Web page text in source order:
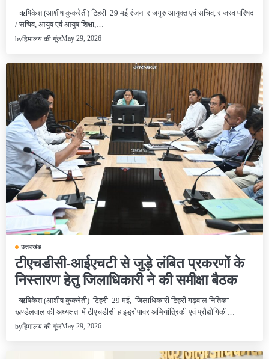
ऋषिकेश (आशीष कुकरेती) टिहरी 29 मई रंजना राजगुरु आयुक्त एवं सचिव, राजस्व परिषद
/ सचिव, आयुष एवं आयुष शिक्षा,…
byहिमालय की गूंजMay 29, 2026
उत्तराखंड
टीएचडीसी-आईएचटी से जुड़े लंबित प्रकरणों के
निस्तारण हेतु जिलाधिकारी ने की समीक्षा बैठक
ऋषिकेश (आशीष कुकरेती) टिहरी 29 मई, जिलाधिकारी टिहरी गढ़वाल नितिका
खण्डेलवाल की अध्यक्षता में टीएचडीसी हाइड्रोपावर अभियांत्रिकी एवं प्रौद्योगिकी…
byहिमालय की गूंजMay 29, 2026